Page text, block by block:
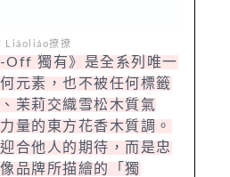
Liáoliáo撩撩
Off 獨有》是全系列唯一
元素，也不被任何標籤
茉莉交織雪松木質氣
量的東方花香木質調。
合他人的期待，而是忠
品牌所描繪的「獨